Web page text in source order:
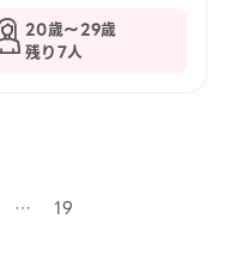
20歳〜29歳
残り7人
… 19